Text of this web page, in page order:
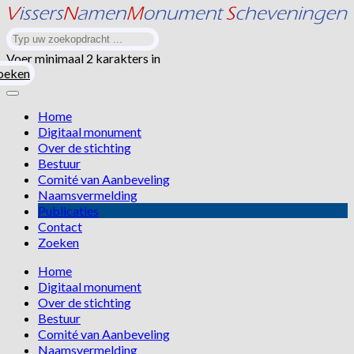
Voer minimaal 2 karakters in
Home
Digitaal monument
Over de stichting
Bestuur
Comité van Aanbeveling
Naamsvermelding
Publicaties
Contact
Zoeken
Home
Digitaal monument
Over de stichting
Bestuur
Comité van Aanbeveling
Naamsvermelding